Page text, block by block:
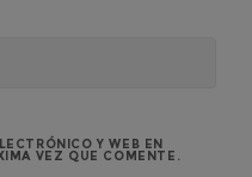
Y WEB EN
VEZ QUE COMENTE.